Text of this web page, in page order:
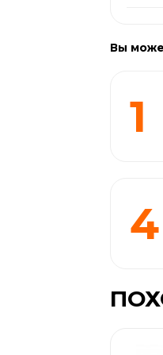
Вы